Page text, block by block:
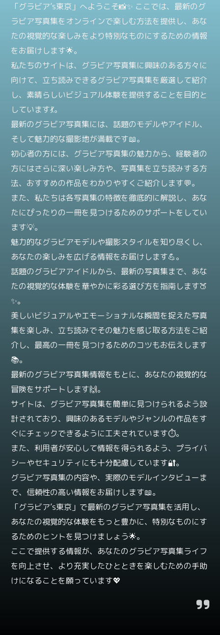
「グラビア’s東京」へようこそ📸✨ ここでは、最新のグ
ラビア写真集をオンラインで楽しむ方法を提供し、あな
たの視覚的な楽しみをより特別なものにするための情報
をお届けします🌟。
私たちのサイトは、グラビア写真集に興味のある方々に
向けて、立ち読みできるグラビア写真集を厳選して紹介
し、素晴らしいビジュアル体験を提供することを目的と
しています💃。
最新のグラビア写真集には、話題のモデルやアイドル、
そして魅力的な撮影地が満載です📖。
初心者の方には、グラビア写真集の魅力から、経験者の
方にはさらに深い楽しみ方や、写真集を立ち読みする方
法、おすすめの作品をわかりやすくご紹介します💬。
また、私たちは各写真集の特徴を徹底的に解説し、あな
たにぴったりの一冊を見つけるためのサポートをしてい
ます💡。
魅力的なグラビアモデルや撮影スタイルを知り尽くし、
あなたの楽しみを広げる情報をお届けします💪。
話題のグラビアアイドルから、最新の写真集まで、あな
たの視覚的な体験を華やかに彩る選び方を指南します🍑
✨。
美しいビジュアルやエモーショナルな瞬間を捉えた写真
集を楽しみ、立ち読みでその魅力を感じ取る方法をご紹
介し、最高の一冊を見つけるためのコツもお伝えします
📚。
最新のグラビア写真集情報をもとに、あなたの視覚的な
冒険をサポートします🙌。
サイトは、グラビア写真集を簡単に見つけられるよう設
計されており、興味のあるモデルやジャンルの作品をす
ぐにチェックできるように工夫されています⏱️。
また、利用者が安心して情報を得られるよう、プライバ
シーやセキュリティにも十分配慮しています🔐。
グラビア写真集の内容や、実際のモデルインタビューま
で、信頼性の高い情報をお届けします📖。
「グラビア’s東京」で最新のグラビア写真集を活用し、
あなたの視覚的な体験をもっと豊かに、特別なものにす
るためのヒントを見つけましょう🌟。
ここで提供する情報が、あなたのグラビア写真集ライフ
を向上させ、より充実したひとときを楽しむための手助
けになることを願っています💖